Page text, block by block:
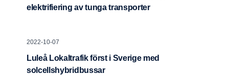
elektrifiering av tunga transporter
2022-10-07
Luleå Lokaltrafik först i Sverige med
solcellshybridbussar